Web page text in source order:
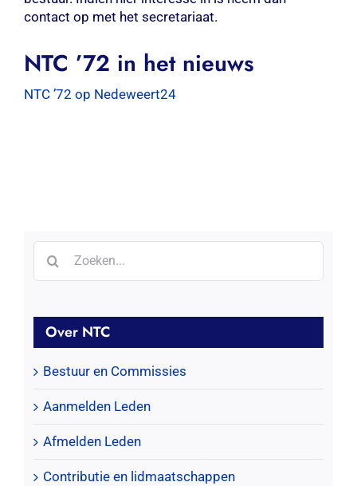
Contact
Zoeken
contact op met het secretariaat.
NTC ’72 in het nieuws
NTC ’72 op Nedeweert24
Zoeken
naar:
Over NTC
Bestuur en Commissies
Aanmelden Leden
Afmelden Leden
Contributie en lidmaatschappen